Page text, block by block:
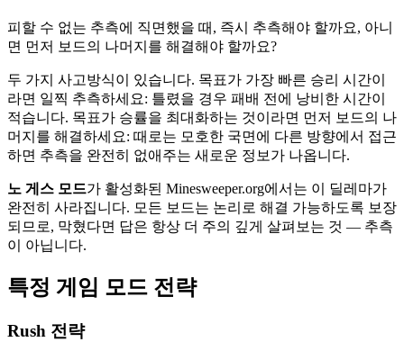
피할 수 없는 추측에 직면했을 때, 즉시 추측해야 할까요, 아니
면 먼저 보드의 나머지를 해결해야 할까요?
두 가지 사고방식이 있습니다. 목표가 가장 빠른 승리 시간이
라면 일찍 추측하세요: 틀렸을 경우 패배 전에 낭비한 시간이
적습니다. 목표가 승률을 최대화하는 것이라면 먼저 보드의 나
머지를 해결하세요: 때로는 모호한 국면에 다른 방향에서 접근
하면 추측을 완전히 없애주는 새로운 정보가 나옵니다.
노 게스 모드가 활성화된 Minesweeper.org에서는 이 딜레마가
완전히 사라집니다. 모든 보드는 논리로 해결 가능하도록 보장
되므로, 막혔다면 답은 항상 더 주의 깊게 살펴보는 것 — 추측
이 아닙니다.
특정 게임 모드 전략
Rush 전략